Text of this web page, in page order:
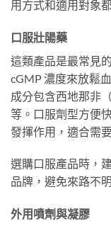
用方式和適用對象
口服壯陽藥
這類產品是最常見
cGMP 濃度來放鬆
成分包含西地那非
等。口服劑型方便
發揮作用，適合需
選購口服產品時，
品牌，避免來路不
外用噴劑與凝膠